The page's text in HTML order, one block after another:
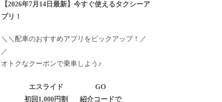
【2026年7月14日最新】今すぐ使えるタクシーア
プリ！
＼＼配車のおすすめアプリをピックアップ！／
／
オトクなクーポンで乗車しよう♪
エスライド
初回1,000円割
GO
紹介コードで